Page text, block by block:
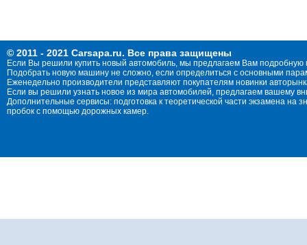
© 2011 - 2021 Carsapa.ru. Все права защищены
Если Вы решили купить новый автомобиль, мы предлагаем Вам
Подобрать новую машину не сложно, если определиться с основными
Еженедельно производители представляют покупателям новинки
Если вы решили узнать новое из мира автомобилей, предлагаем вашему
Дополнительные сервисы: подготовка к теоретической части экзамена
пробок с помощью дорожных камер.